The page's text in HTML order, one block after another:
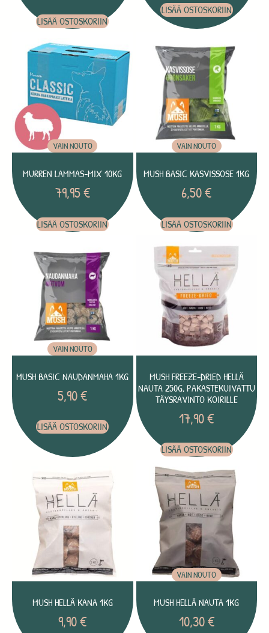
LISÄÄ OSTOSKORIIN
LISÄÄ OSTOSKORIIN
VAIN NOUTO
MURREN LAMMAS-MIX 10KG
79,95€
LISÄÄ OSTOSKORIIN
VAIN NOUTO
MUSH BASIC KASVISSOSE 1KG
6,50€
LISÄÄ OSTOSKORIIN
VAIN NOUTO
MUSH BASIC NAUDANMAHA 1KG
5,90€
LISÄÄ OSTOSKORIIN
MUSH FREEZE-DRIED HELLÄ
NAUTA 250G, PAKASTEKUIVATTU
TÄYSRAVINTO KOIRILLE
17,90€
LISÄÄ OSTOSKORIIN
MUSH HELLÄ KANA 1KG
9,90€
VAIN NOUTO
MUSH HELLÄ NAUTA 1KG
10,30€